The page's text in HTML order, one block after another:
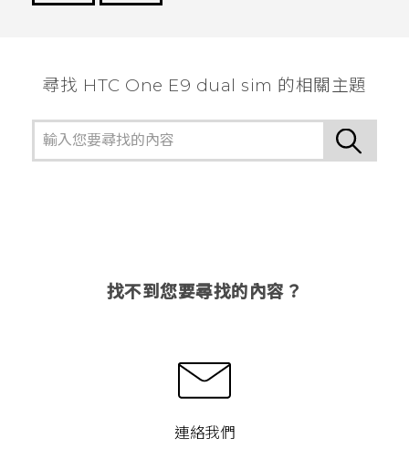
尋找 HTC One E9 dual sim 的相關主題
找不到您要尋找的內容？
連絡我們